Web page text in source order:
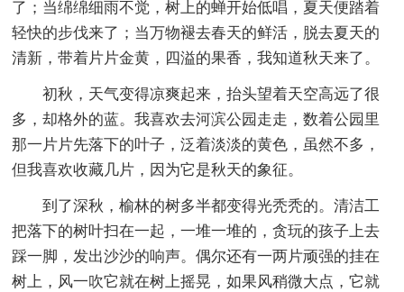
了；当绵绵细雨不觉，树上的蝉开始低唱，夏天便踏着
轻快的步伐来了；当万物褪去春天的鲜活，脱去夏天的
清新，带着片片金黄，四溢的果香，我知道秋天来了。
初秋，天气变得凉爽起来，抬头望着天空高远了很
多，却格外的蓝。我喜欢去河滨公园走走，数着公园里
那一片片先落下的叶子，泛着淡淡的黄色，虽然不多，
但我喜欢收藏几片，因为它是秋天的象征。
到了深秋，榆林的树多半都变得光秃秃的。清洁工
把落下的树叶扫在一起，一堆一堆的，贪玩的孩子上去
踩一脚，发出沙沙的响声。偶尔还有一两片顽强的挂在
树上，风一吹它就在树上摇晃，如果风稍微大点，它就